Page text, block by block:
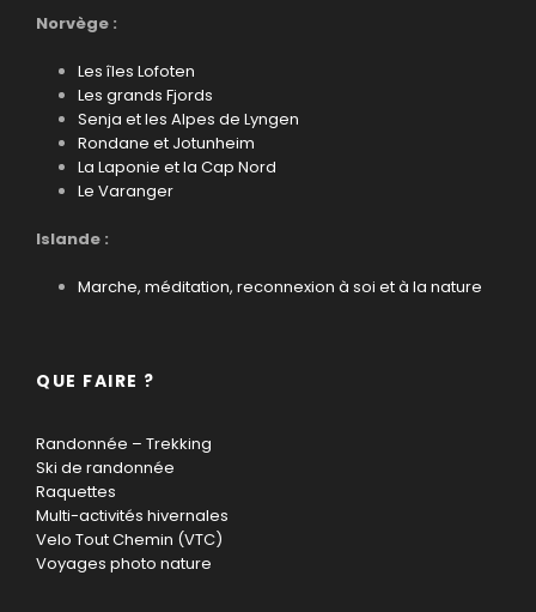
Norvège :
Les îles Lofoten
Les grands Fjords
Senja et les Alpes de Lyngen
Rondane et Jotunheim
La Laponie et la Cap Nord
Le Varanger
Islande :
Marche, méditation, reconnexion à soi et à la nature
QUE FAIRE ?
Randonnée – Trekking
Ski de randonnée
Raquettes
Multi-activités hivernales
Velo Tout Chemin (VTC)
Voyages photo nature